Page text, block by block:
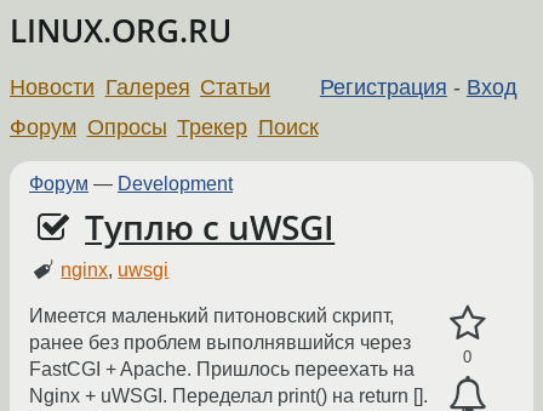
LINUX.ORG.RU
Регистрация - Вход
Новости Галерея Статьи
Форум Опросы Трекер Поиск
Форум — Development
Туплю с uWSGI
nginx, uwsgi
0
Имеется маленький питоновский скрипт,
ранее без проблем выполнявшийся через
FastCGI + Apache. Пришлось переехать на
Nginx + uWSGI. Переделал print() на return [].